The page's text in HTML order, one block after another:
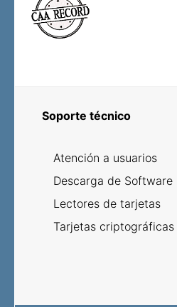
Soporte técnico
Atención a usuarios
Descarga de Software
Lectores de tarjetas
Tarjetas criptográficas